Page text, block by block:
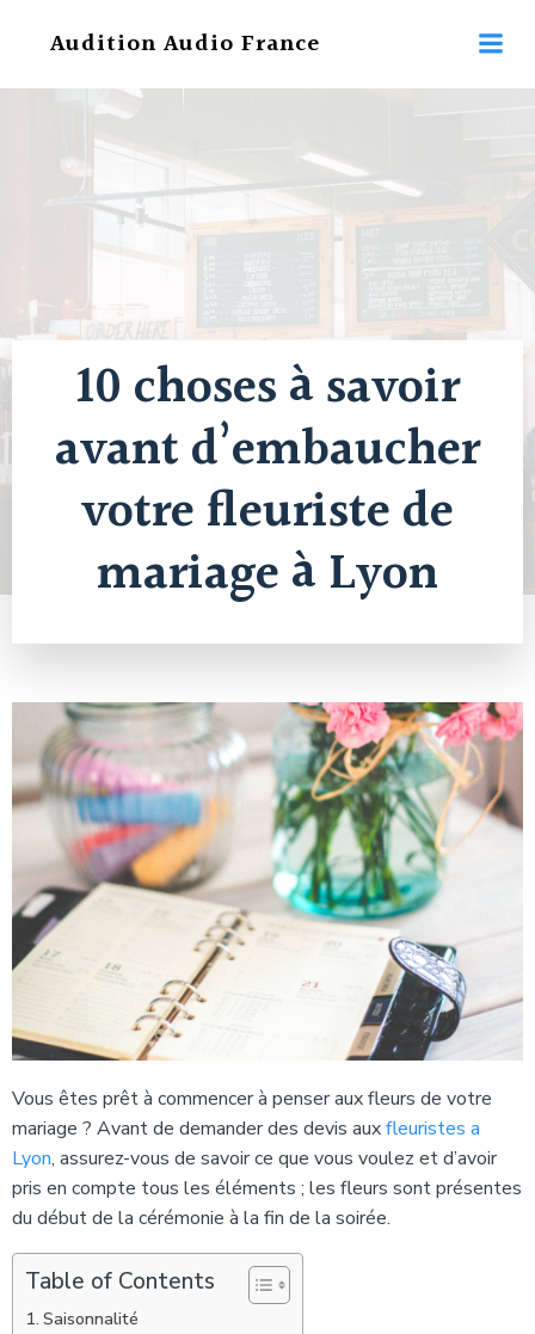
au
Audition Audio France
10 choses à savoir
avant d’embaucher
votre fleuriste de
mariage à Lyon
Vous êtes prêt à commencer à penser aux fleurs de votre
mariage ? Avant de demander des devis auxfleuristes a
Lyon, assurez-vous de savoir ce que vous voulez et d’avoir
pris en compte tous les éléments ; les fleurs sont présentes
du début de la cérémonie à la fin de la soirée.
Table of Contents
Saisonnalité